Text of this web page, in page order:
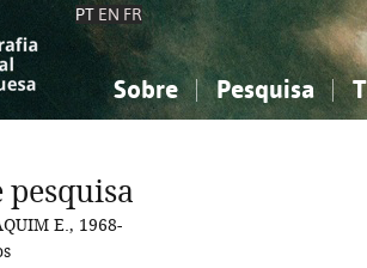
PT EN FR
Sobre Pesquisa
Ciências sociais...
Ciências sociais...
pesquisa
E., 1968-